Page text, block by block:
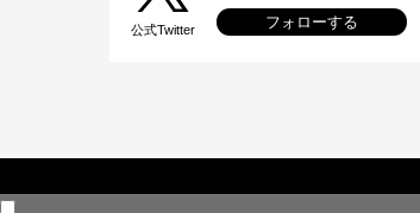
公式Twitter フォローする